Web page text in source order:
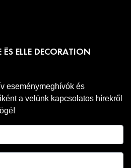
ÉS ELLE DECORATION
eseménymeghívók és
a velünk kapcsolatos hírekről